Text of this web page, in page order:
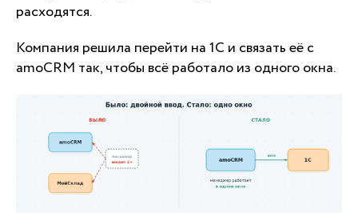
расходятся.
Компания решила перейти на 1С и связать её с
amoCRM так, чтобы всё работало из одного окна.